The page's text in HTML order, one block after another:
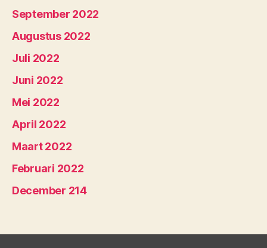
September 2022
Augustus 2022
Juli 2022
Juni 2022
Mei 2022
April 2022
Maart 2022
Februari 2022
December 214